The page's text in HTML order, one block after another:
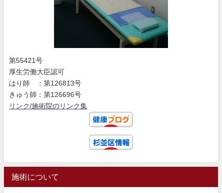
第55421号
厚生労働大臣認可
はり師 ：第126813号
きゅう師：第126696号
リンク/施術院のリンク集
施術について